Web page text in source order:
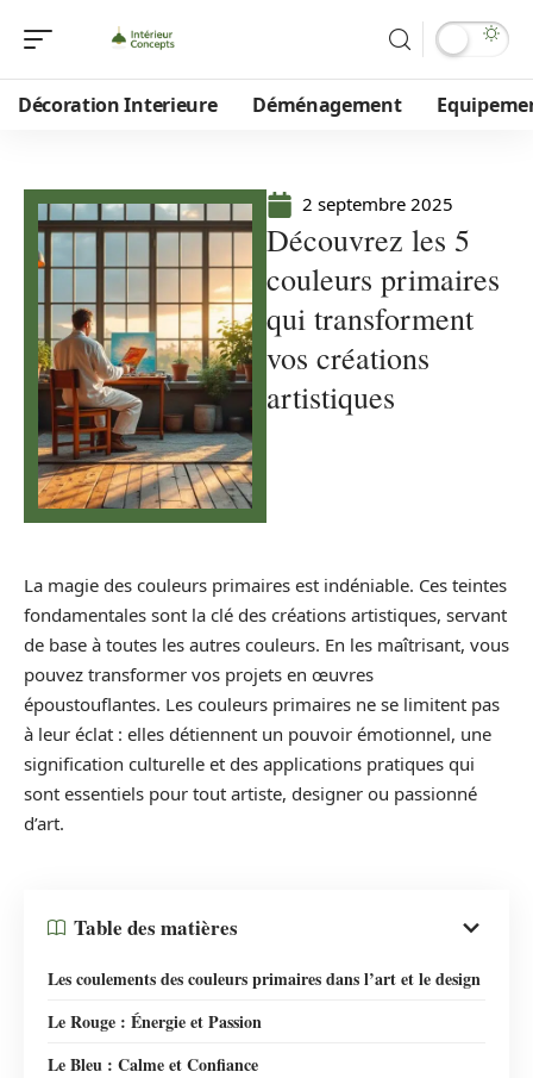
Décoration Interieure Déménagement
2 septembre 2025
Découvrez les 5
couleurs primaires
qui transforment
vos créations
artistiques
La magie des couleurs primaires est indéniable. Ces teintes
fondamentales sont la clé des créations artistiques, servant
de base à toutes les autres couleurs. En les maîtrisant, vous
pouvez transformer vos projets en œuvres
époustouflantes. Les couleurs primaires ne se limitent pas
à leur éclat : elles détiennent un pouvoir émotionnel, une
signification culturelle et des applications pratiques qui
sont essentiels pour tout artiste, designer ou passionné
d’art.
Table des matières
Les coulements des couleurs primaires dans l’art et le design
Le Rouge : Énergie et Passion
Le Bleu : Calme et Confiance